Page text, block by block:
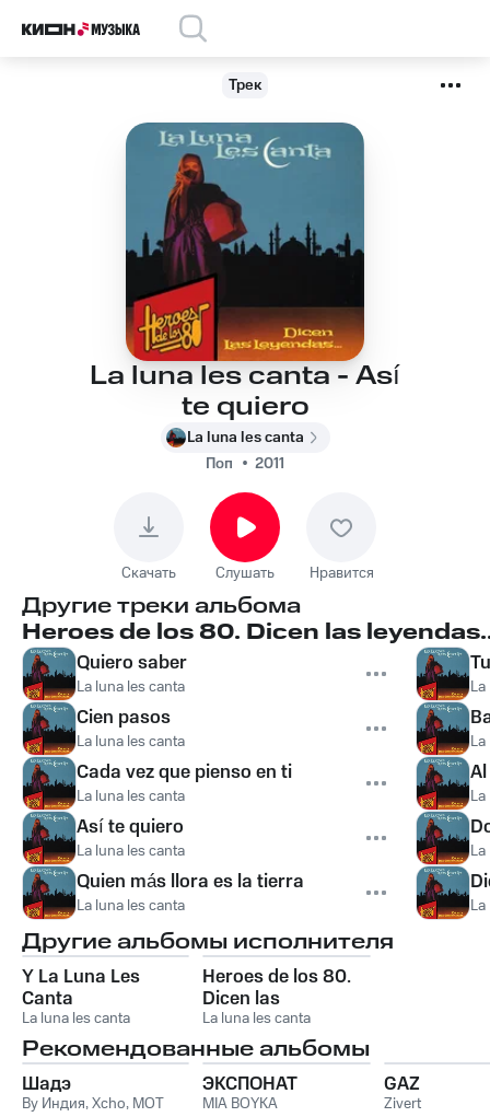
Трек
La luna les canta - Así
te quiero
La luna les canta
Поп
2011
Скачать Слушать Нравится
Другие треки альбома
Heroes de los 80. Dicen las
Quiero saber
La luna les canta
Cien pasos
La luna les canta
Cada vez que pienso en ti
La luna les canta
Así te quiero
La luna les canta
Quien más llora es la tierra
La luna les canta
Другие альбомы исполнителя
Y La Luna Les
Canta
La luna les canta
Heroes de los 80.
Dicen las
leyendas...
La luna les canta
Рекомендованные альбомы
Шадэ
By Индия,Xcho, MOT
ЭКСПОНАТ
MIA BOYKA
GAZ
Zivert